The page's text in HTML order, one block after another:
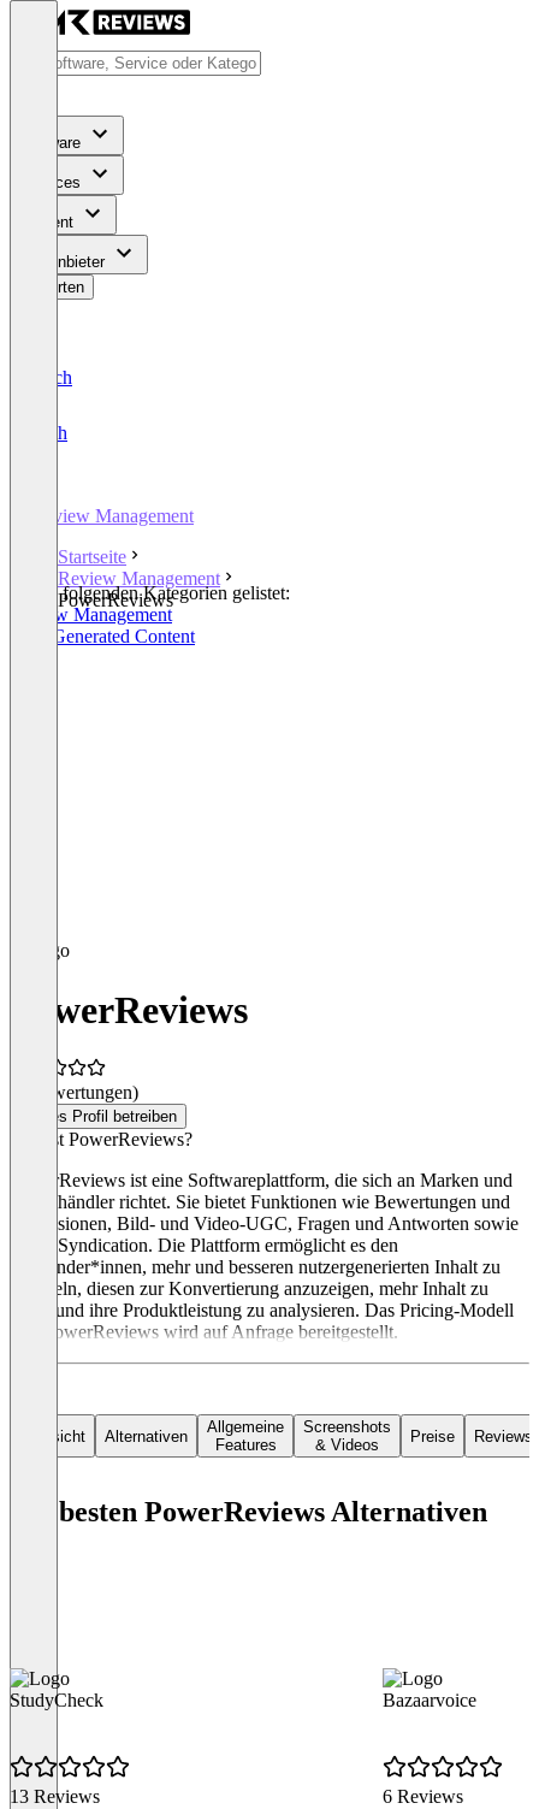
Software
Services
Content
Für Anbieter
Bewerten
Deutsch
English
Review Management
Startseite
Review Management
PowerReviews
In den folgenden Kategorien gelistet:
Review Management
User-Generated Content
PowerReviews
(0 Bewertungen)
Dieses Profil betreiben
Was ist PowerReviews?
PowerReviews ist eine Softwareplattform, die sich an Marken und
Einzelhändler richtet. Sie bietet Funktionen wie Bewertungen und
Rezensionen, Bild- und Video-UGC, Fragen und Antworten sowie
UGC-Syndication. Die Plattform ermöglicht es den
Anwender*innen, mehr und besseren nutzergenerierten Inhalt zu
sammeln, diesen zur Konvertierung anzuzeigen, mehr Inhalt zu
teilen und ihre Produktleistung zu analysieren. Das Pricing-Modell
von PowerReviews wird auf Anfrage bereitgestellt.
Übersicht Alternativen
Allgemeine
Features
Screenshots
& Videos
Preise Reviews
Die besten PowerReviews Alternativen
StudyCheck
13 Reviews
Bazaarvoice
6 Reviews